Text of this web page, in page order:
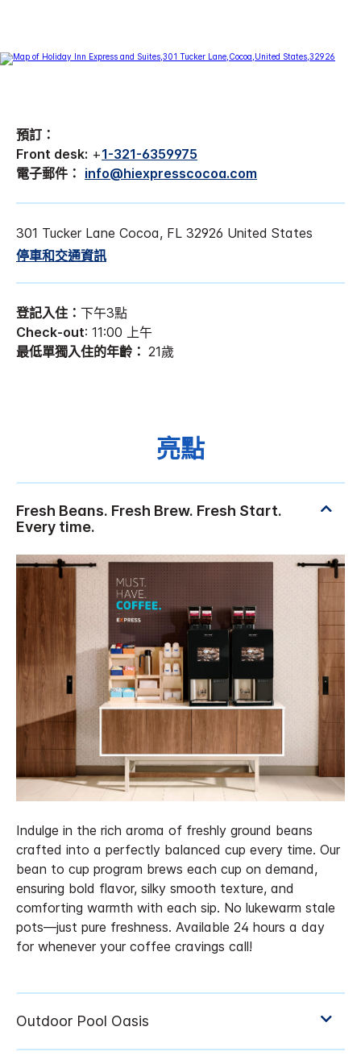
預訂：
Front desk: +1-321-6359975
電子郵件： info@hiexpresscocoa.com
301 Tucker Lane Cocoa, FL 32926 United States
停車和交通資訊
登記入住： 下午3點
Check-out: 11:00 上午
最低單獨入住的年齡： 21歲
亮點
Indulge in the rich aroma of freshly ground beans
crafted into a perfectly balanced cup every time. Our
bean to cup program brews each cup on demand,
ensuring bold flavor, silky smooth texture, and
comforting warmth with each sip. No lukewarm stale
pots—just pure freshness. Available 24 hours a day
for whenever your coffee cravings call!